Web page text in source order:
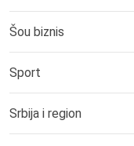
Šou biznis
Sport
Srbija i region